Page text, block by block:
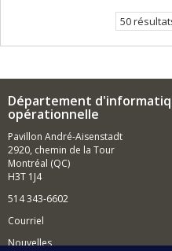
50
Département
opérationnelle
Pavillon André-Aisenstadt
2920, chemin de la Tour
Montréal (QC)
H3T 1J4
514 343-6602
Courriel
Nouvelles